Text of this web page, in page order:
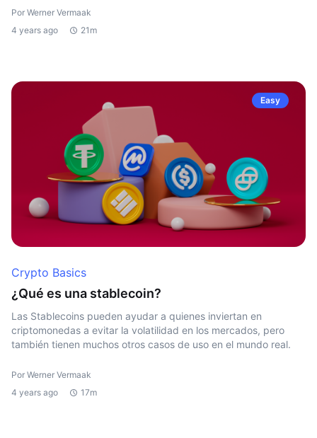
Por Werner Vermaak
4 years ago
21m
Easy
Crypto Basics
¿Qué es una stablecoin?
Las Stablecoins pueden ayudar a quienes inviertan en
criptomonedas a evitar la volatilidad en los mercados, pero
también tienen muchos otros casos de uso en el mundo real.
Por Werner Vermaak
4 years ago
17m